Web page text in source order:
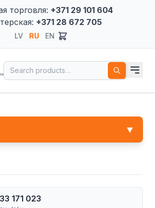
торговля: +371 29 101 604
+371 28 672 705
LV RU EN
Search for:
▼
171 023